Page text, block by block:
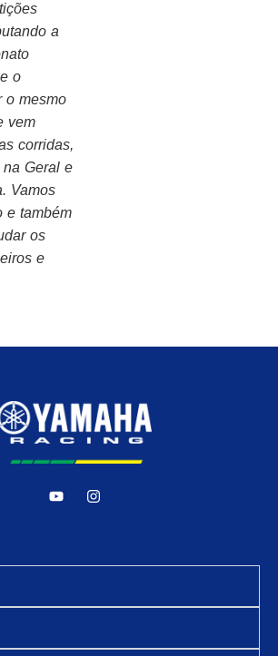
a
o
o mesmo
vem
corridas,
Geral e
Vamos
e também
os
e